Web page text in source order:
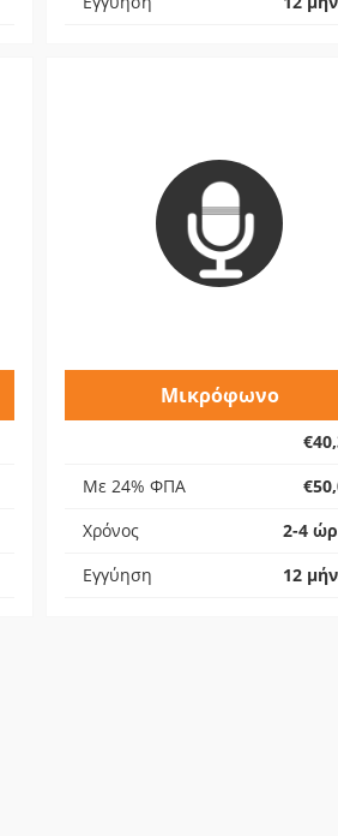
Μικρόφωνο
Με 24% ΦΠΑ
Χρόνος
2-4
Εγγύηση
12